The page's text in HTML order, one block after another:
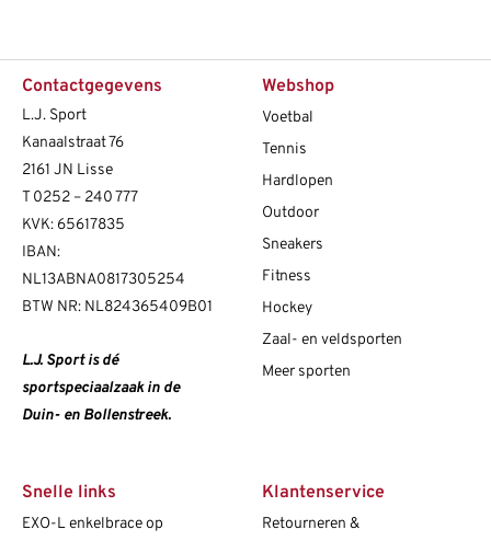
Contactgegevens
L.J. Sport
Kanaalstraat 76
2161 JN Lisse
T 0252 – 240 777
KVK: 65617835
IBAN:
NL13ABNA0817305254
BTW NR: NL824365409B01
L.J. Sport is dé
sportspeciaalzaak in de
Duin- en Bollenstreek.
Webshop
Voetbal
Tennis
Hardlopen
Outdoor
Sneakers
Fitness
Hockey
Zaal- en veldsporten
Meer sporten
Snelle links
EXO-L enkelbrace op
Klantenservice
Retourneren &